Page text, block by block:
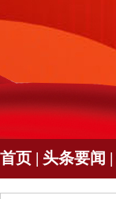
首页 | 头条要闻 |